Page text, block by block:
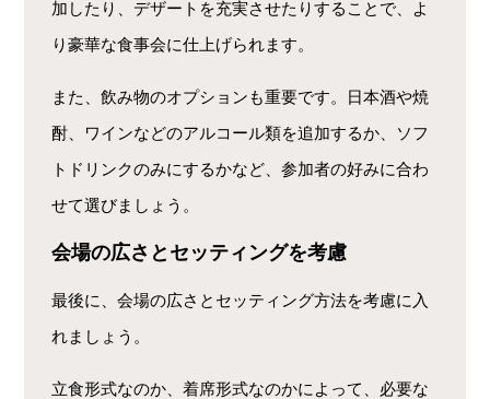
加したり、デザートを充実させたりすることで、よ
り豪華な食事会に仕上げられます。
また、飲み物のオプションも重要です。日本酒や焼
酎、ワインなどのアルコール類を追加するか、ソフ
トドリンクのみにするかなど、参加者の好みに合わ
せて選びましょう。
会場の広さとセッティングを考慮
最後に、会場の広さとセッティング方法を考慮に入
れましょう。
立食形式なのか、着席形式なのかによって、必要な